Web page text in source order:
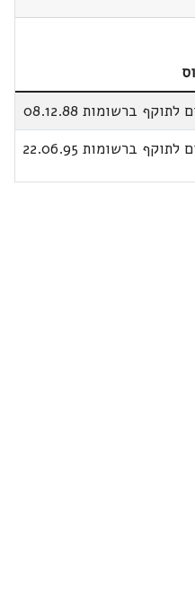
ברשומות 08.12.88
ברשומות 22.06.95